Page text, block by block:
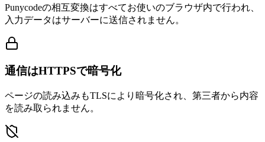
Punycodeの相互変換はすべてお使いのブラウザ内で行われ、
入力データはサーバーに送信されません。
通信はHTTPSで暗号化
ページの読み込みもTLSにより暗号化され、第三者から内容
を読み取られません。